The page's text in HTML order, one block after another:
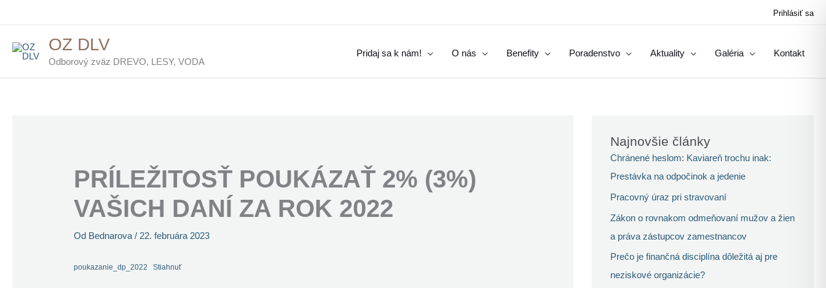
obsah
Prihlásiť sa
OZ DLV
Odborový zväz DREVO, LESY, VODA
Pridaj sa k nám! O nás Benefity Poradenstvo Aktuality Galéria Kontakt
PRÍLEŽITOSŤ POUKÁZAŤ 2% (3%)
VAŠICH DANÍ ZA ROK 2022
Od Bednarova/ 22. februára 2023
poukazanie_dp_2022 Stiahnuť
Najnovšie články
Chránené heslom: Kaviareň trochu inak:
Prestávka na odpočinok a jedenie
Pracovný úraz pri stravovaní
Zákon o rovnakom odmeňovaní mužov a žien
a práva zástupcov zamestnancov
Prečo je finančná disciplína dôležitá aj pre
neziskové organizácie?